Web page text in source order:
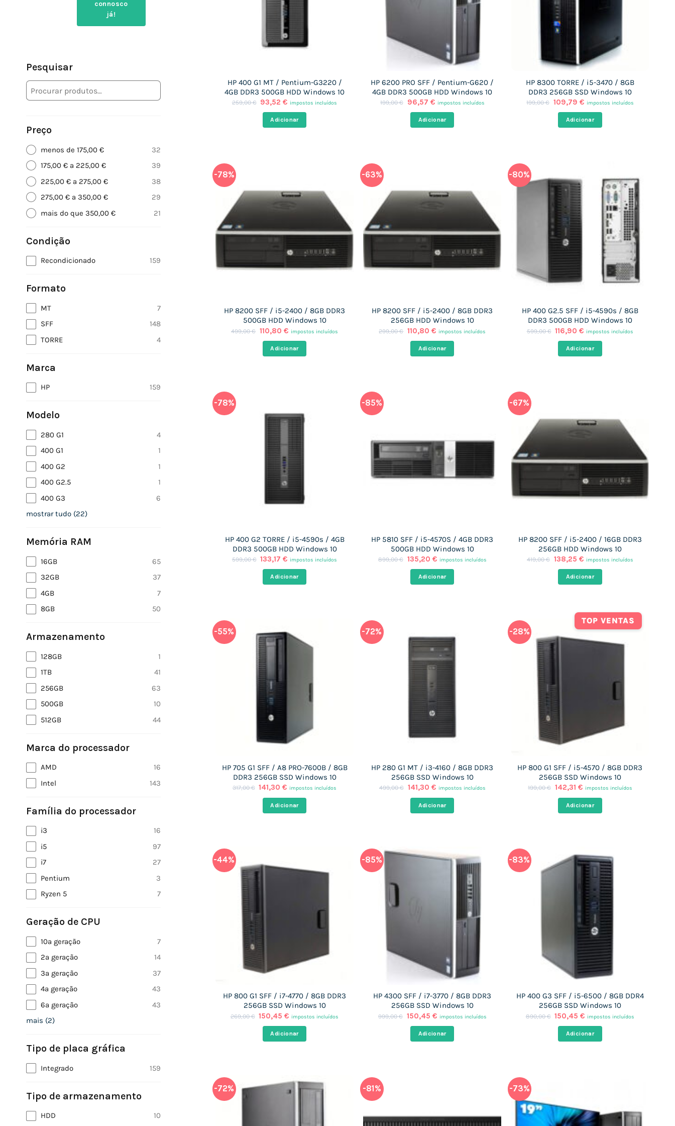
connosco
já!
Pesquisar
Preço
menos de 175,00 €
32
175,00 € a 225,00 €
39
225,00 € a 275,00 €
38
275,00 € a 350,00 €
29
mais do que 350,00 €
21
Condição
Recondicionado 159
Formato
MT
7
SFF
148
TORRE
4
Marca
HP 159
Modelo
280 G1
4
400 G1
1
400 G2
1
400 G2.5
1
400 G3
6
mostrar tudo (22)
Memória RAM
16GB
65
32GB
37
4GB
7
8GB
50
Armazenamento
128GB
1
1TB
41
256GB
63
500GB
10
512GB
44
Marca do processador
AMD
16
Intel
143
Família do processador
i3
16
i5
97
i7
27
Pentium
3
Ryzen 5
7
Geração de CPU
10ª geração
7
2ª geração
14
3ª geração
37
4ª geração
43
6ª geração
43
mais (2)
Tipo de placa gráfica
Integrado 159
Tipo de armazenamento
HDD 10
HP 400 G1 MT / Pentium-G3220 /
4GB DDR3 500GB HDD Windows 10
259,00€ O
original
era:
93,52€ O
preço
atual
é:
impostos incluídos
Adicionar
HP 6200 PRO SFF / Pentium-G620 /
4GB DDR3 500GB HDD Windows 10
199,00€
O
original
era:
96,57 €O
preço
atual
é:
impostos incluídos
Adicionar
HP 8300 TORRE / i5-3470 / 8GB
DDR3 256GB SSD Windows 10
199,00€ O
original
era:
109,79 €O
preço
atual
é:
impostos incluídos
Adicionar
-78%
HP 8200 SFF / i5-2400 / 8GB DDR3
500GB HDD Windows 10
499,00€ O
original
era:
110,80 €O
preço
atual
é:
impostos incluídos
Adicionar
-63%
HP 8200 SFF / i5-2400 / 8GB DDR3
256GB HDD Windows 10
299,00€ O
original
era:
110,80€ O
preço
atual
é:
impostos incluídos
Adicionar
-80%
HP 400 G2.5 SFF / i5-4590s / 8GB
DDR3 500GB HDD Windows 10
599,00€ O
original
era:
116,90€ O
preço
atual
é:
impostos incluídos
Adicionar
-78%
HP 400 G2 TORRE / i5-4590s / 4GB
DDR3 500GB HDD Windows 10
599,00€ O
original
era:
133,17€ O
preço
atual
é:
impostos incluídos
Adicionar
-85%
HP 5810 SFF / i5-4570S / 4GB DDR3
500GB HDD Windows 10
899,00€ O
original
era:
135,20 €O
preço
atual
é:
impostos incluídos
Adicionar
-67%
HP 8200 SFF / i5-2400 / 16GB DDR3
256GB HDD Windows 10
419,00€ O
original
era:
138,25 €O
preço
atual
é:
impostos incluídos
Adicionar
-55%
HP 705 G1 SFF / A8 PRO-7600B / 8GB
DDR3 256GB SSD Windows 10
317,00€ O
original
era:
141,30€ O
é:
impostos incluídos
Adicionar
-72%
HP 280 G1 MT / i3-4160 / 8GB DDR3
256GB SSD Windows 10
499,00€ O
original
era:
141,30 €O
atual
é:
impostos incluídos
Adicionar
-28%
TOP VENTAS
HP 800 G1 SFF / i5-4570 / 8GB DDR3
256GB SSD Windows 10
199,00€ O
original
era:
142,31 €O
é:
impostos incluídos
Adicionar
-44%
HP 800 G1 SFF / i7-4770 / 8GB DDR3
256GB SSD Windows 10
269,00€ O
original
era:
150,45€ O
preço
atual
é:
impostos incluídos
Adicionar
-85%
HP 4300 SFF / i7-3770 / 8GB DDR3
256GB SSD Windows 10
999,00€ O
original
era:
150,45 €O
preço
atual
é:
impostos incluídos
Adicionar
-83%
HP 400 G3 SFF / i5-6500 / 8GB DDR4
256GB SSD Windows 10
890,00€ O
original
era:
150,45€ O
preço
atual
é:
impostos incluídos
Adicionar
-72% -81% -73%